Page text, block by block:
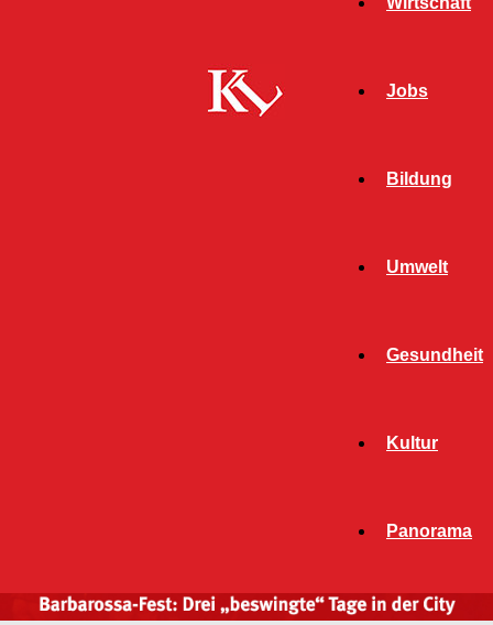
Jobs
Bildung
Umwelt
Gesundheit
Kultur
Panorama